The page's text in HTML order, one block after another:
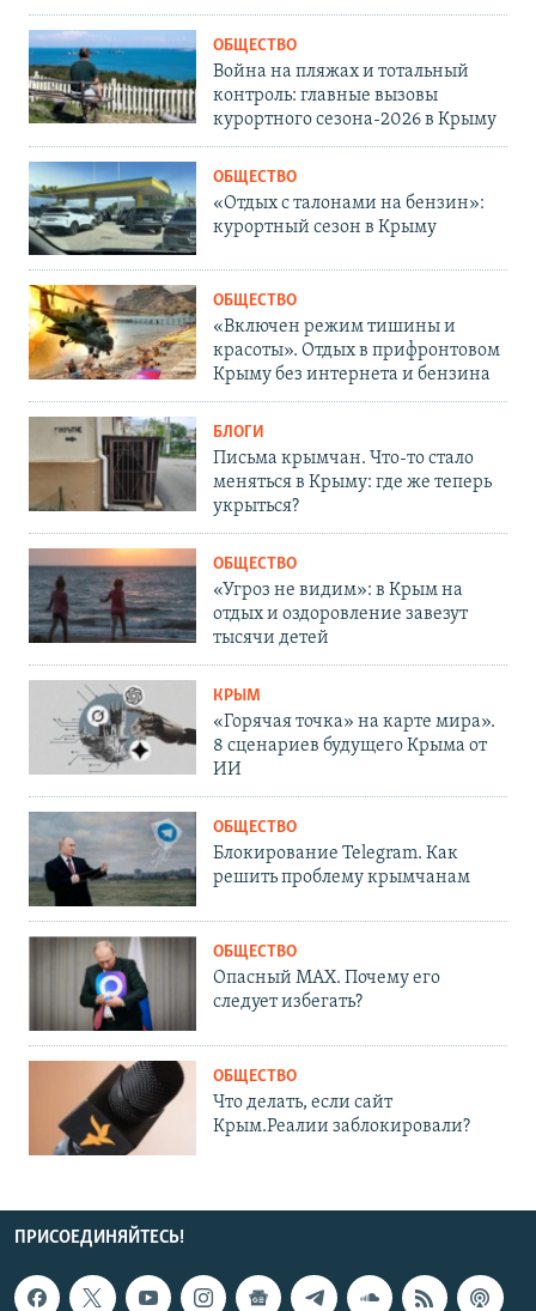
ОБЩЕСТВО
Война на пляжах и тотальный
контроль: главные вызовы
курортного сезона-2026 в Крыму
ОБЩЕСТВО
«Отдых с талонами на бензин»:
курортный сезон в Крыму
ОБЩЕСТВО
«Включен режим тишины и
красоты». Отдых в прифронтовом
Крыму без интернета и бензина
БЛОГИ
Письма крымчан. Что-то стало
меняться в Крыму: где же теперь
укрыться?
ОБЩЕСТВО
«Угроз не видим»: в Крым на
отдых и оздоровление завезут
тысячи детей
КРЫМ
«Горячая точка» на карте мира».
8 сценариев будущего Крыма от
ИИ
ОБЩЕСТВО
Блокирование Telegram. Как
решить проблему крымчанам
ОБЩЕСТВО
Опасный MAX. Почему его
следует избегать?
ОБЩЕСТВО
Что делать, если сайт
Крым.Реалии заблокировали?
ПРИСОЕДИНЯЙТЕСЬ!